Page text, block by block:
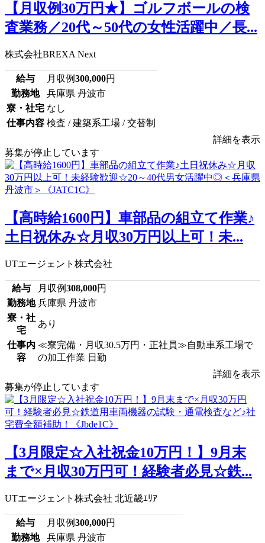
【月収例30万円★】ゴルフボールの検
査業務／20代～50代の女性活躍中／長...
株式会社BREXA Next
給与 月収例300,000円
勤務地
兵庫県 丹波市
寮・社宅 なし
仕事内容 検査 / 建築系工場 / 交替制
詳細を表示
募集が停止しています
【高時給1600円】車部品の組立て作業♪
土日祝休み☆月収30万円以上可！未...
UTエージェント株式会社
給与 月収例308,000円
勤務地 兵庫県 丹波市
寮・社
宅
あり
仕事内
容
≪寮完備・月収30.5万円・正社員≫自動車系工場で
の加工作業 日勤
詳細を表示
募集が停止しています
【3月限定☆入社祝金10万円！】9月末
まで×月収30万円可！経験者必見☆鉄...
UTエージェント株式会社 北近畿ｴﾘｱ
給与 月収例300,000円
勤務地
兵庫県 丹波市